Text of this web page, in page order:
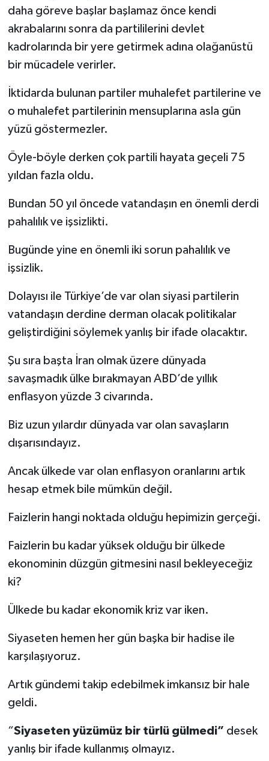
daha göreve başlar başlamaz önce kendi
akrabalarını sonra da partililerini devlet
kadrolarında bir yere getirmek adına olağanüstü
bir mücadele verirler.
İktidarda bulunan partiler muhalefet partilerine ve
o muhalefet partilerinin mensuplarına asla gün
yüzü göstermezler.
Öyle-böyle derken çok partili hayata geçeli 75
yıldan fazla oldu.
Bundan 50 yıl öncede vatandaşın en önemli derdi
pahalılık ve işsizlikti.
Bugünde yine en önemli iki sorun pahalılık ve
işsizlik.
Dolayısı ile Türkiye’de var olan siyasi partilerin
vatandaşın derdine derman olacak politikalar
geliştirdiğini söylemek yanlış bir ifade olacaktır.
Şu sıra başta İran olmak üzere dünyada
savaşmadık ülke bırakmayan ABD’de yıllık
enflasyon yüzde 3 civarında.
Biz uzun yılardır dünyada var olan savaşların
dışarısındayız.
Ancak ülkede var olan enflasyon oranlarını artık
hesap etmek bile mümkün değil.
Faizlerin hangi noktada olduğu hepimizin gerçeği.
Faizlerin bu kadar yüksek olduğu bir ülkede
ekonominin düzgün gitmesini nasıl bekleyeceğiz
ki?
Ülkede bu kadar ekonomik kriz var iken.
Siyaseten hemen her gün başka bir hadise ile
karşılaşıyoruz.
Artık gündemi takip edebilmek imkansız bir hale
geldi.
“Siyaseten yüzümüz bir türlü gülmedi” desek
yanlış bir ifade kullanmış olmayız.